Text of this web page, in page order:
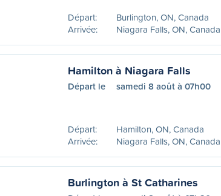
Départ:
Burlington, ON, Canada
Arrivée:
Niagara Falls, ON, Canada
Hamilton à Niagara Falls
Départ le samedi 8 août à 07h00
Départ:
Hamilton, ON, Canada
Arrivée:
Niagara Falls, ON, Canada
Burlington à St Catharines